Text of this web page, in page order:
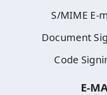
S/MIME E-
Document
Code
E-